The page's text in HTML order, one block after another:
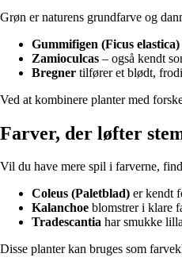
Grøn er naturens grundfarve og
Gummifigen (Ficus elastica)
Zamioculcas – også kendt
Bregner tilfører et blødt,
Ved at kombinere planter med
Farver, der løfter
Vil du have mere spil i farverne,
Coleus (Paletblad) er kendt
Kalanchoe blomstrer i klare
Tradescantia har smukke
Disse planter kan bruges som